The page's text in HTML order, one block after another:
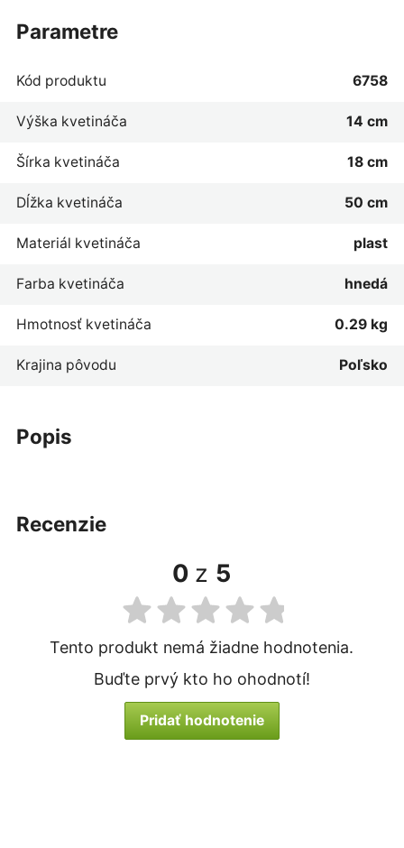
popis
parametre
Kód produktu 6758
Výška kvetináča 14 cm
Šírka kvetináča 18 cm
Dĺžka kvetináča 50 cm
Materiál kvetináča plast
Farba kvetináča hnedá
Hmotnosť kvetináča 0.29 kg
Krajina pôvodu Poľsko
recenzie
0 z 5
Tento produkt nemá žiadne hodnotenia.
Buďte prvý kto ho ohodnotí!
Pridať hodnotenie